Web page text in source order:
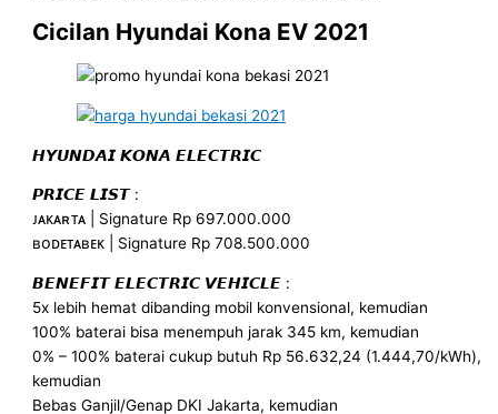
Cicilan Hyundai Kona EV 2021
𝙃𝙔𝙐𝙉𝘿𝘼𝙄 𝙆𝙊𝙉𝘼 𝙀𝙇𝙀𝘾𝙏𝙍𝙄𝘾
𝙋𝙍𝙄𝘾𝙀 𝙇𝙄𝙎𝙏 :
ᴊᴀᴋᴀʀᴛᴀ | Signature Rp 697.000.000
ʙᴏᴅᴇᴛᴀʙᴇᴋ | Signature Rp 708.500.000
𝘽𝙀𝙉𝙀𝙁𝙄𝙏 𝙀𝙇𝙀𝘾𝙏𝙍𝙄𝘾 𝙑𝙀𝙃𝙄𝘾𝙇𝙀 :
5x lebih hemat dibanding mobil konvensional, kemudian
100% baterai bisa menempuh jarak 345 km, kemudian
0% – 100% baterai cukup butuh Rp 56.632,24 (1.444,70/kWh),
kemudian
Bebas Ganjil/Genap DKI Jakarta, kemudian